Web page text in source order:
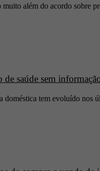
além do acordo sobre
de saúde sem
tem evoluído nos